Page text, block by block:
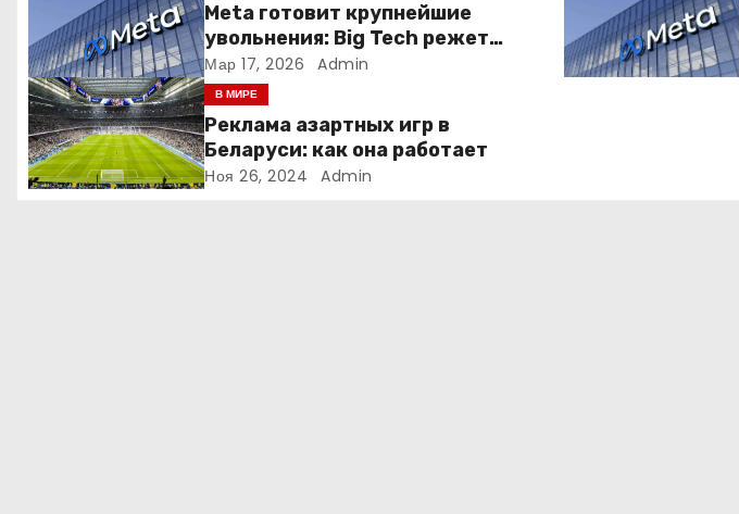
п
о
з
а
Meta готовит крупнейшие
увольнения: Big Tech режет
людей ради искусственного
интеллекта
Мар 17, 2026 Admin
В МИРЕ
Реклама азартных игр в
Беларуси: как она работает
Ноя 26, 2024 Admin